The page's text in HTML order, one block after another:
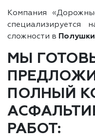
Компания
специализируется
сложности в
МЫ
ПОЛНЫЙ
РАБОТ: